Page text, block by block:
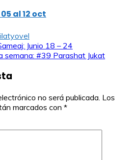
al 12 oct
Junio 18 – 24
semana: #39 Parashat Jukat
no será publicada. Los
marcados con *